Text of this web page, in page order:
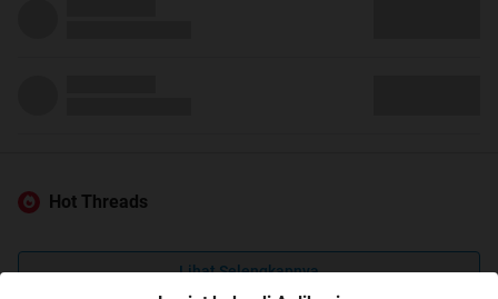
Hot Threads
Lihat Selengkapnya